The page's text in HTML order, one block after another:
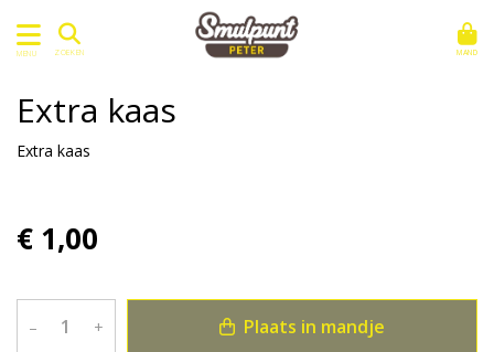
MENU ZOEKEN MAND
Extra kaas
Extra kaas
€ 1,00
– + Plaats in mandje